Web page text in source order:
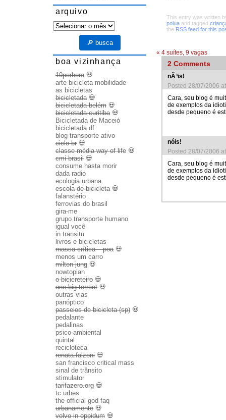
This entry was written
polua and tagged
the RSS feed for this
« 4 suítes, 9 vagas
2 Comments
nÃ³is!
Posted 28/07/2006
Cara, seu blog é
de exemplos da
desde pequeno é
nóis!
Posted 28/07/2006
Cara, seu blog é
de exemplos da
desde pequeno é
arquivo
arquivo
🔎 busca
boa vizinhança
10porhora💀
arte bicicleta mobilidade
as bicicletas
bicicletada💀
bicicletada belém 💀
bicicletada curitiba💀
Bicicletada de Maceió
bicicletada df
blog transporte ativo
ciclo br 💀
classe média way of life 💀
cmi brasil 💀
consume hasta morir
dada radio
ecologia urbana
escola de bicicleta💀
falanstério
ferrovias do brasil
gira-me
grupo transporte humano
igual você
in transitu
livros e bicicletas
massa crítica – poa💀
menos um carro
milton jung 💀
nowtopian
o bicicreteiro 💀
one big torrent 💀
outras vias
panóptico
passeios de bicicleta (sp) 💀
pedalante
pedalinas
psico-ambiental
quintal
recicloteca
renata falzoni 💀
san francisco critical mass
sinal de trânsito
stimulator
tarifazero.org 💀
tc urbes
the official god faq
urbanamente 💀
volvo in oppidum 💀